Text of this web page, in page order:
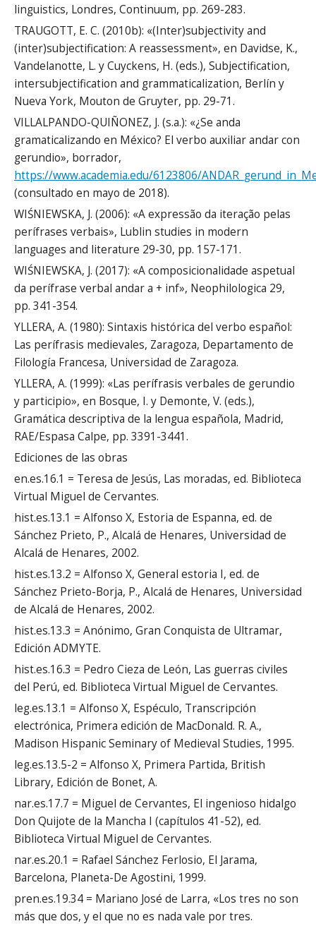
linguistics, Londres, Continuum, pp. 269-283.
TRAUGOTT, E. C. (2010b): «(Inter)subjectivity and
(inter)subjectification: A reassessment», en Davidse, K.,
Vandelanotte, L. y Cuyckens, H. (eds.), Subjectification,
intersubjectification and grammaticalization, Berlín y
Nueva York, Mouton de Gruyter, pp. 29-71.
VILLALPANDO-QUIÑONEZ, J. (s.a.): «¿Se anda
gramaticalizando en México? El verbo auxiliar andar con
gerundio», borrador,
https://www.academia.edu/6123806/
(consultado en mayo de 2018).
WIŚNIEWSKA, J. (2006): «A expressão da iteração pelas
perífrases verbais», Lublin studies in modern
languages and literature 29-30, pp. 157-171.
WIŚNIEWSKA, J. (2017): «A composicionalidade aspetual
da perífrase verbal andar a + inf», Neophilologica 29,
pp. 341-354.
YLLERA, A. (1980): Sintaxis histórica del verbo español:
Las perífrasis medievales, Zaragoza, Departamento de
Filología Francesa, Universidad de Zaragoza.
YLLERA, A. (1999): «Las perífrasis verbales de gerundio
y participio», en Bosque, I. y Demonte, V. (eds.),
Gramática descriptiva de la lengua española, Madrid,
RAE/Espasa Calpe, pp. 3391-3441.
Ediciones de las obras
en.es.16.1 = Teresa de Jesús, Las moradas, ed. Biblioteca
Virtual Miguel de Cervantes.
hist.es.13.1 = Alfonso X, Estoria de Espanna, ed. de
Sánchez Prieto, P., Alcalá de Henares, Universidad de
Alcalá de Henares, 2002.
hist.es.13.2 = Alfonso X, General estoria I, ed. de
Sánchez Prieto-Borja, P., Alcalá de Henares, Universidad
de Alcalá de Henares, 2002.
hist.es.13.3 = Anónimo, Gran Conquista de Ultramar,
Edición ADMYTE.
hist.es.16.3 = Pedro Cieza de León, Las guerras civiles
del Perú, ed. Biblioteca Virtual Miguel de Cervantes.
leg.es.13.1 = Alfonso X, Espéculo, Transcripción
electrónica, Primera edición de MacDonald. R. A.,
Madison Hispanic Seminary of Medieval Studies, 1995.
leg.es.13.5-2 = Alfonso X, Primera Partida, British
Library, Edición de Bonet, A.
nar.es.17.7 = Miguel de Cervantes, El ingenioso hidalgo
Don Quijote de la Mancha I (capítulos 41-52), ed.
Biblioteca Virtual Miguel de Cervantes.
nar.es.20.1 = Rafael Sánchez Ferlosio, El Jarama,
Barcelona, Planeta-De Agostini, 1999.
pren.es.19.34 = Mariano José de Larra, «Los tres no son
más que dos, y el que no es nada vale por tres.